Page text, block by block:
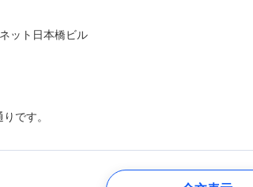
ット日本橋ビル
です。